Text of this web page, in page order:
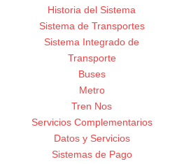
Historia del Sistema
Sistema de Transportes
Sistema Integrado de
Transporte
Buses
Metro
Tren Nos
Servicios Complementarios
Datos y Servicios
Sistemas de Pago